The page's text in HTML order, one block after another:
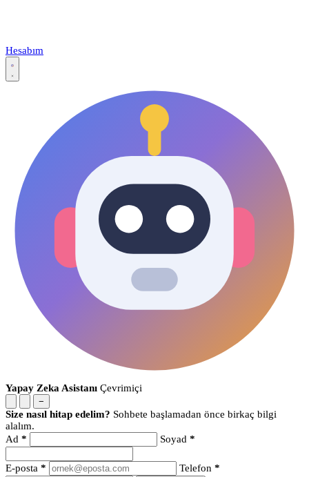
Hesabım
Yapay Zeka Asistanı Çevrimiçi
−
Size nasıl hitap edelim? Sohbete başlamadan önce birkaç bilgi
alalım.
Ad * Soyad *
E-posta * Telefon *